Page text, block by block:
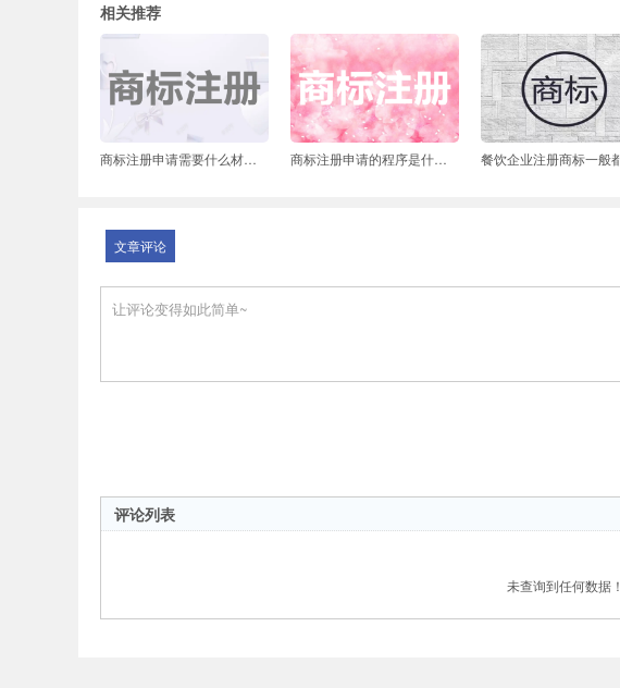
相关推荐
商标注册申请需要什么材料？申请商标需要多长时间？ 商标注册申请的程序是什么？商标注册需要提供哪些资料？
文章评论
评论列表
未查询到任何数据！